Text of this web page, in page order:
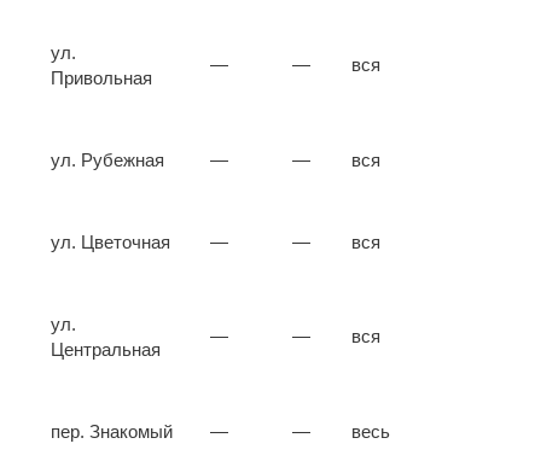
ул.
Привольная
— — вся
ул. Рубежная — — вся
ул. Цветочная — — вся
ул.
Центральная
— — вся
пер. Знакомый — — весь